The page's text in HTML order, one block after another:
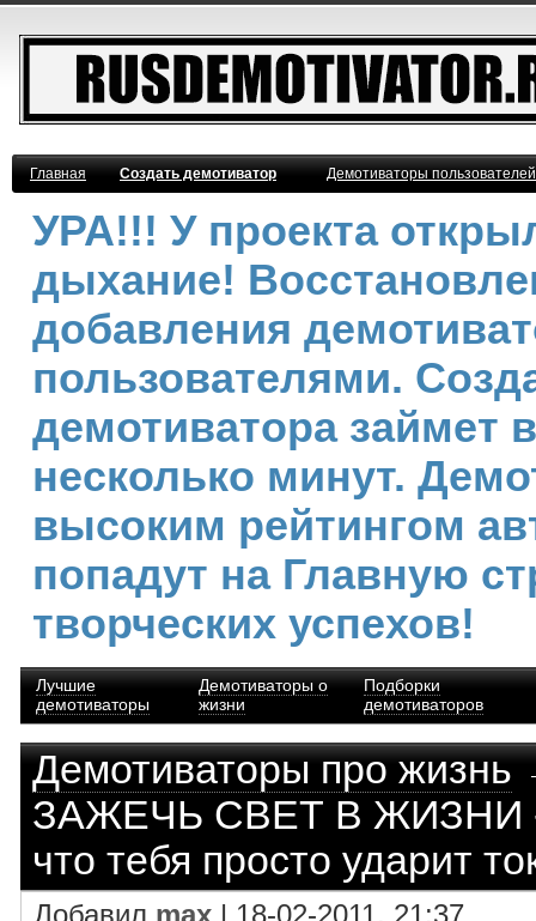
Главная Создать демотиватор Демотиваторы
УРА!!! У проекта
дыхание!
добавления
пользователями.
демотиватора займет
несколько минут.
высоким рейтингом
попадут на Главную
творческих успехов!
Лучшие
демотиваторы
Демотиваторы о
жизни
Подборки
демотиваторов
Демотиваторы про жизнь
ЗАЖЕЧЬ СВЕТ В ЖИЗНИ -
что тебя просто ударит
Добавил max | 18-02-2011, 21:37